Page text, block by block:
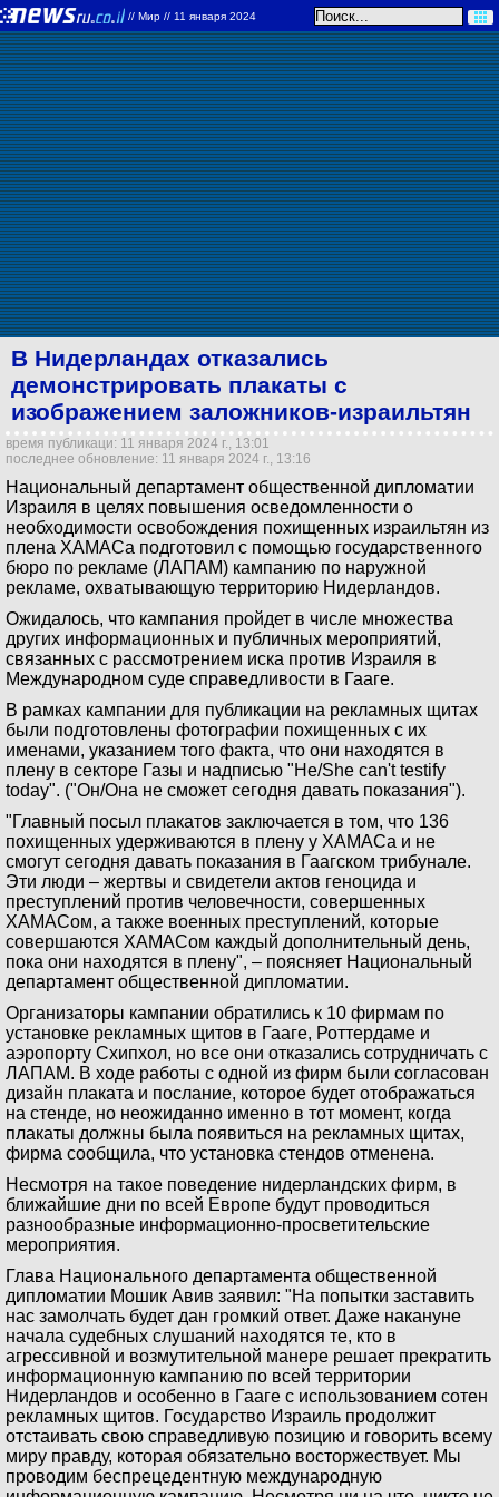
// Мир // 11 января 2024
В Нидерландах отказались
демонстрировать плакаты с
изображением заложников-израильтян
время публикаци: 11 января 2024 г., 13:01
последнее обновление: 11 января 2024 г., 13:16
Национальный департамент общественной дипломатии
Израиля в целях повышения осведомленности о
необходимости освобождения похищенных израильтян из
плена ХАМАСа подготовил с помощью государственного
бюро по рекламе (ЛАПАМ) кампанию по наружной
рекламе, охватывающую территорию Нидерландов.
Ожидалось, что кампания пройдет в числе множества
других информационных и публичных мероприятий,
связанных с рассмотрением иска против Израиля в
Международном суде справедливости в Гааге.
В рамках кампании для публикации на рекламных щитах
были подготовлены фотографии похищенных с их
именами, указанием того факта, что они находятся в
плену в секторе Газы и надписью "He/She can't testify
today". ("Он/Она не сможет сегодня давать показания").
"Главный посыл плакатов заключается в том, что 136
похищенных удерживаются в плену у ХАМАСа и не
смогут сегодня давать показания в Гаагском трибунале.
Эти люди – жертвы и свидетели актов геноцида и
преступлений против человечности, совершенных
ХАМАСом, а также военных преступлений, которые
совершаются ХАМАСом каждый дополнительный день,
пока они находятся в плену", – поясняет Национальный
департамент общественной дипломатии.
Организаторы кампании обратились к 10 фирмам по
установке рекламных щитов в Гааге, Роттердаме и
аэропорту Схипхол, но все они отказались сотрудничать с
ЛАПАМ. В ходе работы с одной из фирм были согласован
дизайн плаката и послание, которое будет отображаться
на стенде, но неожиданно именно в тот момент, когда
плакаты должны была появиться на рекламных щитах,
фирма сообщила, что установка стендов отменена.
Несмотря на такое поведение нидерландских фирм, в
ближайшие дни по всей Европе будут проводиться
разнообразные информационно-просветительские
мероприятия.
Глава Национального департамента общественной
дипломатии Мошик Авив заявил: "На попытки заставить
нас замолчать будет дан громкий ответ. Даже накануне
начала судебных слушаний находятся те, кто в
агрессивной и возмутительной манере решает прекратить
информационную кампанию по всей территории
Нидерландов и особенно в Гааге с использованием сотен
рекламных щитов. Государство Израиль продолжит
отстаивать свою справедливую позицию и говорить всему
миру правду, которая обязательно восторжествует. Мы
проводим беспрецедентную международную